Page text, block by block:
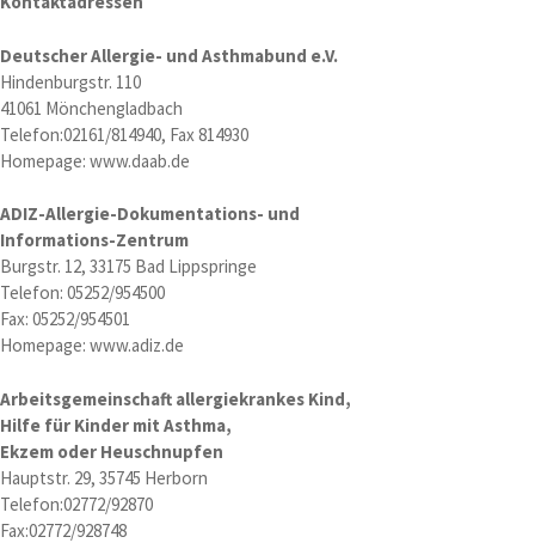
Deutscher Allergie- und Asthmabund e.V.
Hindenburgstr. 110
41061 Mönchengladbach
Telefon:02161/814940, Fax 814930
Homepage: www.daab.de
ADIZ-Allergie-Dokumentations- und
Informations-Zentrum
Burgstr. 12, 33175 Bad Lippspringe
Telefon: 05252/954500
Fax: 05252/954501
Homepage: www.adiz.de
Arbeitsgemeinschaft allergiekrankes Kind,
Hilfe für Kinder mit Asthma,
Ekzem oder Heuschnupfen
Hauptstr. 29, 35745 Herborn
Telefon:02772/92870
Fax:02772/928748